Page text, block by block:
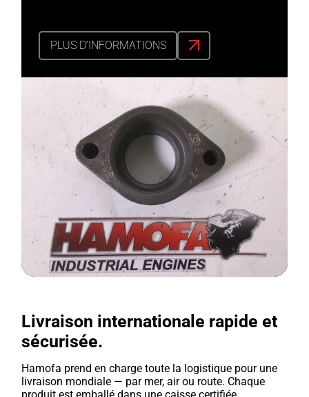
PLUS D’INFORMATIONS
Livraison internationale rapide et
sécurisée.
Hamofa prend en charge toute la logistique pour une
livraison mondiale — par mer, air ou route. Chaque